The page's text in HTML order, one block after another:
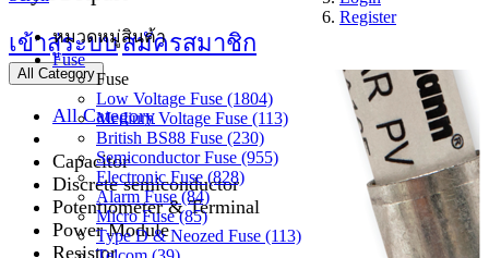
Register
เข้าสู่ระบบสมัครสมาชิก
All Category
All Category
Capacitor
Discrete semiconductor
Potentiometer & Terminal
Power Module
Resistor
หมวดหมู่สินค้า
Fuse
Fuse
Low Voltage Fuse (1804)
Medium Voltage Fuse (113)
British BS88 Fuse (230)
Semiconductor Fuse (955)
Electronic Fuse (828)
Alarm Fuse (84)
Micro Fuse (85)
Type D & Neozed Fuse (113)